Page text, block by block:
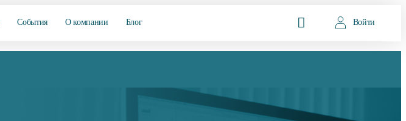
События О компании Блог Войти